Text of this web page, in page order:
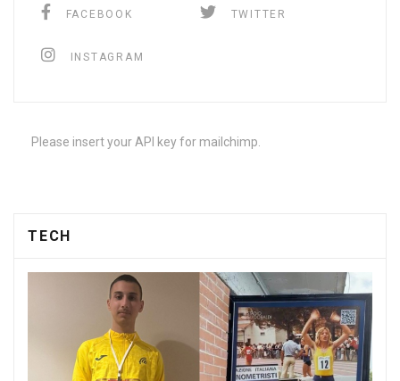
FACEBOOK TWITTER
INSTAGRAM
Please insert your API key for mailchimp.
TECH